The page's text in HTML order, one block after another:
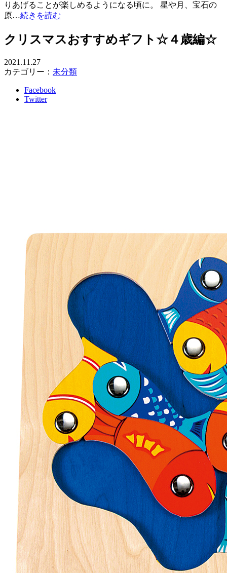
りあげることが楽しめるようになる頃に。 星や月、宝石の
原…続きを読む
クリスマスおすすめギフト☆４歳編☆
2021.11.27
カテゴリー： 未分類
Facebook
Twitter